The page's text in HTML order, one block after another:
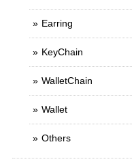
Earring
KeyChain
WalletChain
Wallet
Others